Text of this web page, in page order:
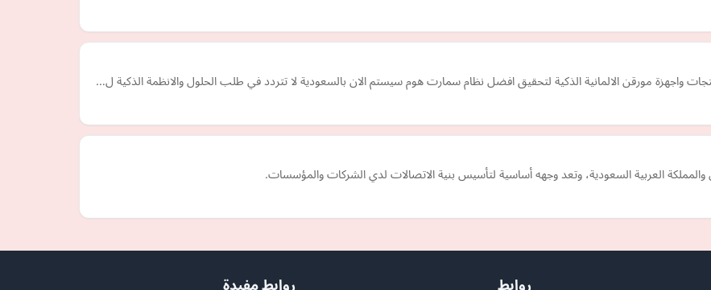
واجهزة مورقن الالمانية الذكية لتحقيق افضل نظام سمارت هوم سيستم الان بالسعودية لا تتردد في طلب الحلول والانظمة الذكية ل…
والمملكة العربية السعودية، وتعد وجهه أساسية لتأسيس بنية الاتصالات لدي الشركات والمؤسسات.
روابط روابط مفيدة